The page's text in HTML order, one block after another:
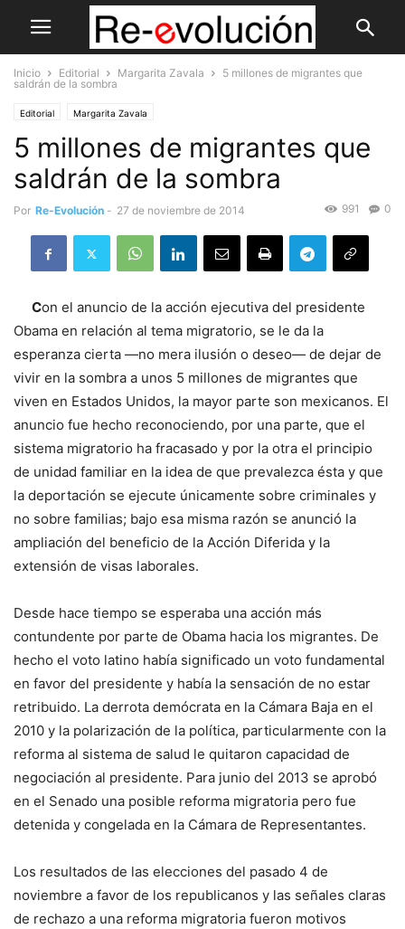
Inicio Editorial Margarita Zavala
5 millones de migrantes que
saldrán de la sombra
Editorial Margarita Zavala
5 millones de migrantes que
saldrán de la sombra
Por Re-Evolución - 27 de noviembre de 2014 0
991
Con el anuncio de la acción ejecutiva del presidente
Obama en relación al tema migratorio, se le da la
esperanza cierta —no mera ilusión o deseo— de dejar de
vivir en la sombra a unos 5 millones de migrantes que
viven en Estados Unidos, la mayor parte son mexicanos. El
anuncio fue hecho reconociendo, por una parte, que el
sistema migratorio ha fracasado y por la otra el principio
de unidad familiar en la idea de que prevalezca ésta y que
la deportación se ejecute únicamente sobre criminales y
no sobre familias; bajo esa misma razón se anunció la
ampliación del beneficio de la Acción Diferida y la
extensión de visas laborales.
Desde hace tiempo se esperaba una acción más
contundente por parte de Obama hacia los migrantes. De
hecho el voto latino había significado un voto fundamental
en favor del presidente y había la sensación de no estar
retribuido. La derrota demócrata en la Cámara Baja en el
2010 y la polarización de la política, particularmente con la
reforma al sistema de salud le quitaron capacidad de
negociación al presidente. Para junio del 2013 se aprobó
en el Senado una posible reforma migratoria pero fue
detenida y congelada en la Cámara de Representantes.
Los resultados de las elecciones del pasado 4 de
noviembre a favor de los republicanos y las señales claras
de rechazo a una reforma migratoria fueron motivos